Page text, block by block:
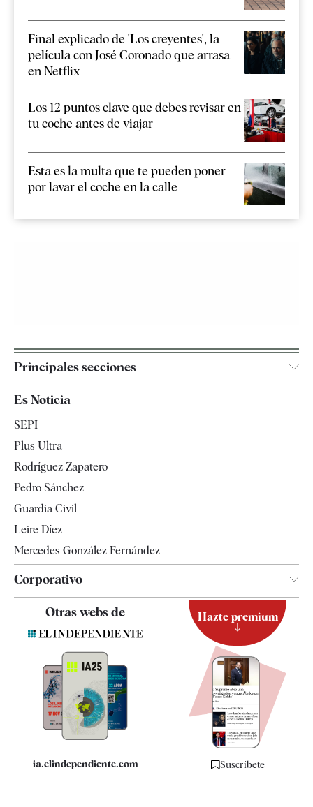
Final explicado de 'Los creyentes', la
película con José Coronado que arrasa
en Netflix
Los 12 puntos clave que debes revisar en
tu coche antes de viajar
Esta es la multa que te pueden poner
por lavar el coche en la calle
Principales secciones
España
Televisión
Es Noticia
SEPI
Plus Ultra
Rodríguez Zapatero
Pedro Sánchez
Guardia Civil
Leire Díez
Mercedes González Fernández
Corporativo
Contacto
Quiénes somos
Especificaciones
Otras webs de
ia.elindependiente.com
Hazte premium
Suscríbete